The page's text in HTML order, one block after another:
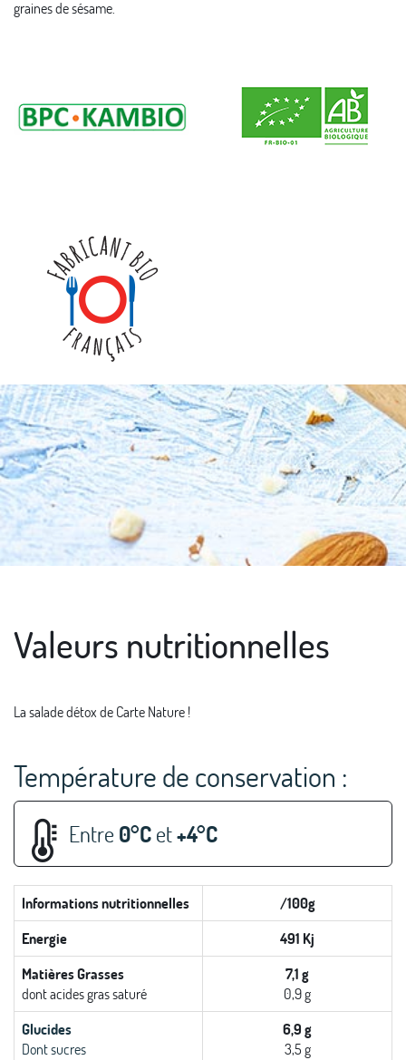
graines de sésame.
Valeurs nutritionnelles
La salade détox de Carte Nature !
Température de conservation :
Entre0°Cet+4°C
Informations nutritionnelles
/100g
Energie
491 Kj
Matières Grasses
dont acides gras saturé
7,1 g
0,9 g
Glucides
Dont sucres
6,9 g
3,5 g